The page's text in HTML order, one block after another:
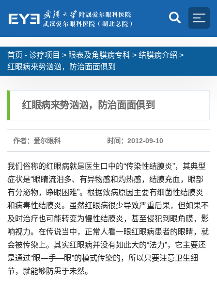
首页 - 诊疗项目 > 眼表及角膜病专科 > 结膜病介绍 >
红眼病来势汹汹，防治面面俱到
红眼病来势汹汹，防治面面俱到
作者：爱尔眼科 时间：2012-09-10
我们俗称的红眼病就是医生口中的“传染性结膜炎”，其典型
症状是“眼睛流泪多、有异物感和灼热感，结膜充血，眼部
有分泌物，睁眼困难”。根据致病原因主要有细菌性结膜炎
和病毒性结膜炎。虽然红眼病很少导致严重后果，但如果不
及时治疗也可能转变为慢性结膜炎，甚至侵犯到眼角膜，影
响视力。在传说当中，正常人看一眼红眼病患者的眼睛，就
会被传染上。其实红眼病并没有如此大的“法力”，它主要还
是通过“眼—手—眼”的模式传染的，所以只要注意卫生细
节，就能够防患于未然。